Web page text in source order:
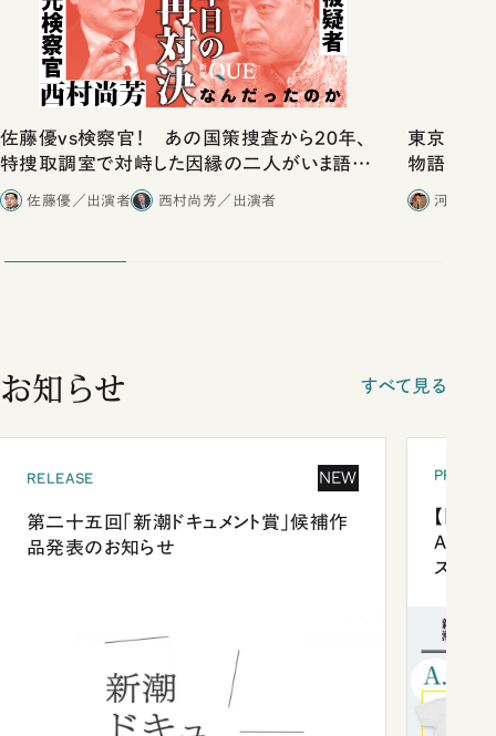
佐藤優vs検察官！ あの国策捜査から20年、
特捜取調室で対峙した因縁の二人がいま語り
合ったこと
佐藤優／出演者 西村尚芳／出演者
東京は都
物語」に
河野有
お知らせ すべて見る
RELEASE NEW
第二十五回「新潮ドキュメント賞」候補作
品発表のお知らせ
【「新
ズプレ